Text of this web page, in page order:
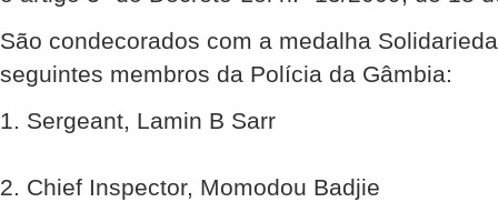
São condecorados com a medalha
seguintes membros da Polícia da Gâmbia:
1. Sergeant, Lamin B Sarr
2. Chief Inspector, Momodou Badjie